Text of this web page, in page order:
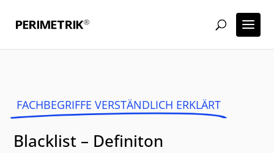
FACHBEGRIFFE VERSTÄNDLICH ERKLÄRT
Blacklist – Definiton